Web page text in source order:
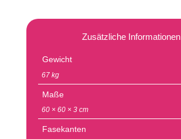
Zusätzliche Informationen
Gewicht
67 kg
Maße
60 × 60 × 3 cm
Fasekanten